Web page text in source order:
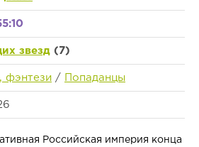
звезд (7)
фэнтези / Попаданцы
Российская империя конца